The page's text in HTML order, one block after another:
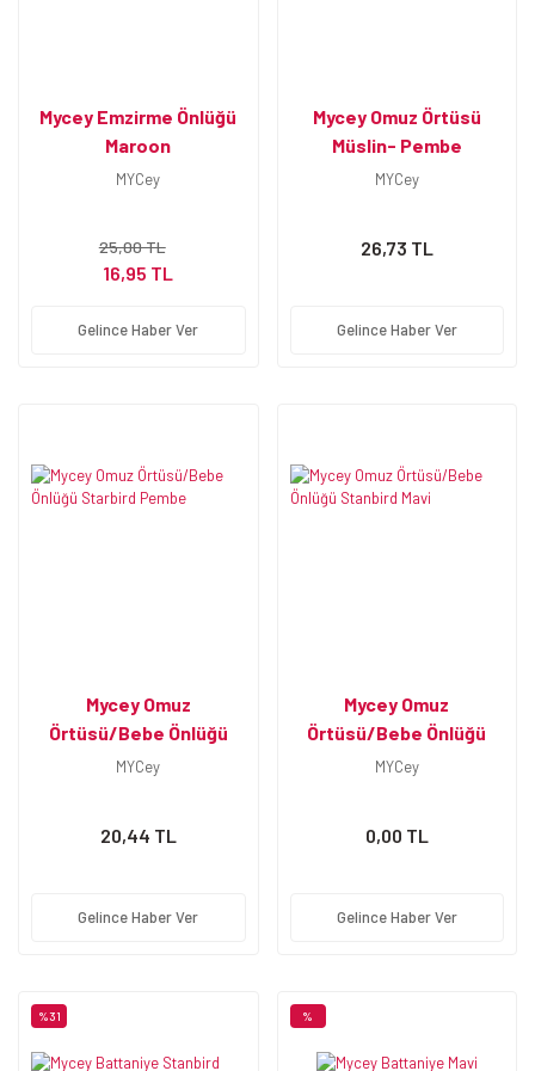
Mycey Emzirme Önlüğü
Maroon
MYCey
25,00 TL
16,95 TL
Gelince Haber Ver
Mycey Omuz Örtüsü
Müslin- Pembe
MYCey
26,73 TL
Gelince Haber Ver
Mycey Omuz
Örtüsü/Bebe Önlüğü
Starbird Pembe
MYCey
20,44 TL
Gelince Haber Ver
Mycey Omuz
Örtüsü/Bebe Önlüğü
Stanbird Mavi
MYCey
0,00 TL
Gelince Haber Ver
%31 %